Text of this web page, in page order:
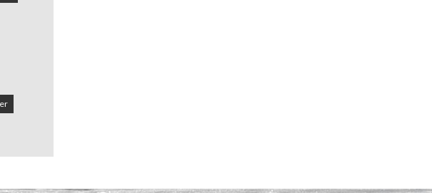
2022 verzorgde workshops.